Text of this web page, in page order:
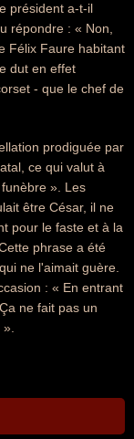
président a-t-il
répondre : « Non,
Félix Faure habitant
dut en effet
- que le chef de
prodiguée par
ce qui valut à
». Les
être César, il ne
pour le faste et à la
phrase a été
, qui ne l'aimait guère.
: « En entrant
ne fait pas un